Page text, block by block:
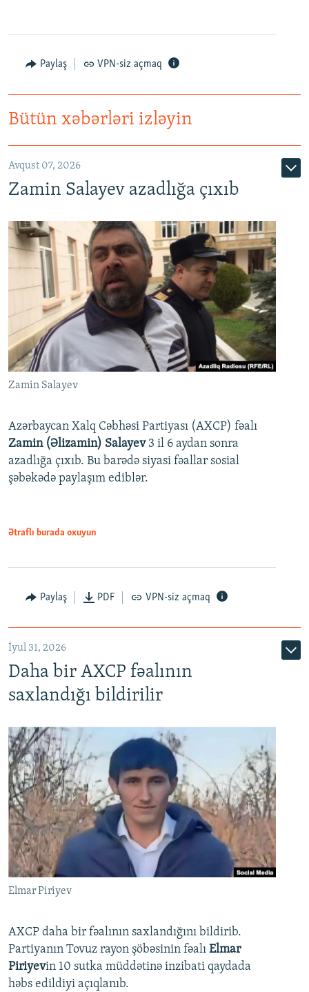
Paylaş VPN-siz açmaq
Bütün xəbərləri izləyin
Avqust 07, 2026
Zamin Salayev azadlığa çıxıb
Zamin Salayev
Azərbaycan Xalq Cəbhəsi Partiyası (AXCP) fəalı
Zamin (Əlizamin) Salayev 3 il 6 aydan sonra
azadlığa çıxıb. Bu barədə siyasi fəallar sosial
şəbəkədə paylaşım ediblər.
Ətraflı burada oxuyun
Paylaş PDF VPN-siz açmaq
İyul 31, 2026
Daha bir AXCP fəalının
saxlandığı bildirilir
Elmar Piriyev
AXCP daha bir fəalının saxlandığını bildirib.
Partiyanın Tovuz rayon şöbəsinin fəalı Elmar
Piriyevin 10 sutka müddətinə inzibati qaydada
həbs edildiyi açıqlanıb.